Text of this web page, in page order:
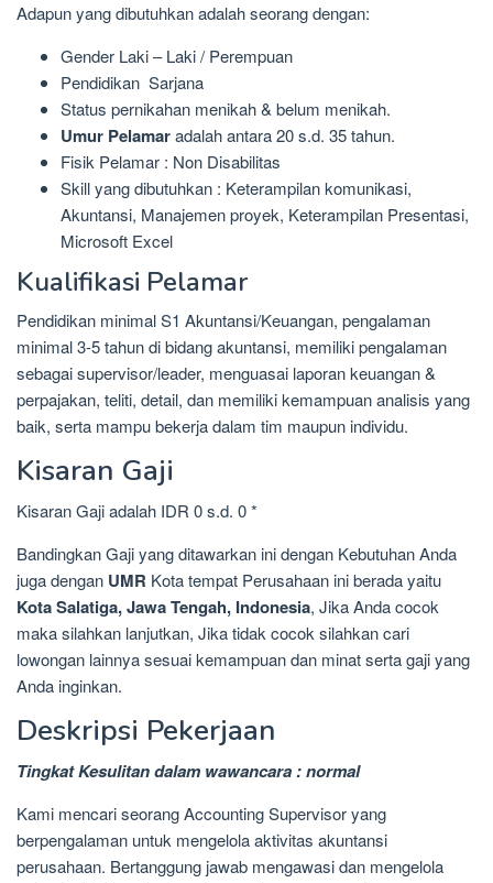
Adapun yang dibutuhkan adalah seorang dengan:
Gender Laki – Laki / Perempuan
Pendidikan Sarjana
Status pernikahan menikah & belum menikah.
Umur Pelamaradalah antara 20 s.d. 35 tahun.
Fisik Pelamar : Non Disabilitas
Skill yang dibutuhkan : Keterampilan komunikasi,
Akuntansi, Manajemen proyek, Keterampilan Presentasi,
Microsoft Excel
Kualifikasi Pelamar
Pendidikan minimal S1 Akuntansi/Keuangan, pengalaman
minimal 3-5 tahun di bidang akuntansi, memiliki pengalaman
sebagai supervisor/leader, menguasai laporan keuangan &
perpajakan, teliti, detail, dan memiliki kemampuan analisis yang
baik, serta mampu bekerja dalam tim maupun individu.
Kisaran Gaji
Kisaran Gaji adalah IDR 0 s.d. 0 *
Bandingkan Gaji yang ditawarkan ini dengan Kebutuhan Anda
juga dengan UMR Kota tempat Perusahaan ini berada yaitu
Kota Salatiga, Jawa Tengah, Indonesia, Jika Anda cocok
maka silahkan lanjutkan, Jika tidak cocok silahkan cari
lowongan lainnya sesuai kemampuan dan minat serta gaji yang
Anda inginkan.
Deskripsi Pekerjaan
Tingkat Kesulitan dalam wawancara : normal
Kami mencari seorang Accounting Supervisor yang
berpengalaman untuk mengelola aktivitas akuntansi
perusahaan. Bertanggung jawab mengawasi dan mengelola